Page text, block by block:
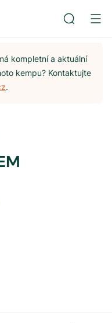
kompletní a aktuální
kempu? Kontaktujte
.